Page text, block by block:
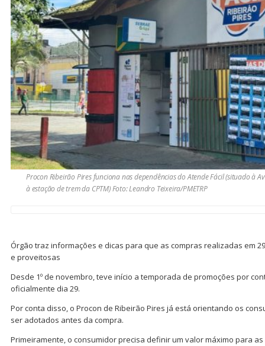
Procon Ribeirão Pires funciona nas dependências do Atende Fácil (situado à
à estação de trem da CPTM) Foto: Leandro Teixeira/PMETRP
Órgão traz informações e dicas para que as compras realizadas em
e proveitosas
Desde 1º de novembro, teve início a temporada de promoções por
oficialmente dia 29.
Por conta disso, o Procon de Ribeirão Pires já está orientando os
ser adotados antes da compra.
Primeiramente, o consumidor precisa definir um valor máximo para